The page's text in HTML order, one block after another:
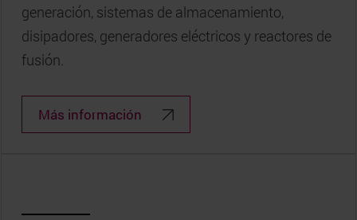
generación, sistemas de almacenamiento,
disipadores, generadores eléctricos y reactores de
fusión.
Más información